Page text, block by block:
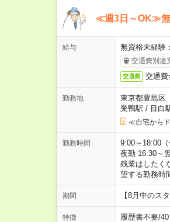
≪週3日～OK≫無
給与 無資格未経
交通費別途
交通費 交通費
勤務地
東京都豊島区
巣鴨駅 / 目白
≪自宅から
勤務時間
9:00～18:00
夜勤 16:30～
残業はしたく
望する勤務時
期間 【8月中のス
特徴 履歴書不要/